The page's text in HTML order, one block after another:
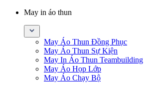
May in áo thun
May Áo Thun Đồng Phục
May Áo Thun Sự Kiện
May In Áo Thun Teambuilding
May Áo Họp Lớp
May Áo Chạy Bộ